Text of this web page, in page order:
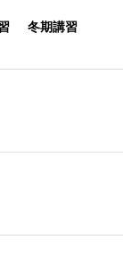
冬期講習